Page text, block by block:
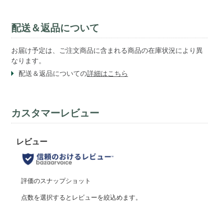
配送＆返品について
お届け予定は、ご注文商品に含まれる商品の在庫状況により異
なります。
配送＆返品についての詳細はこちら
カスタマーレビュー